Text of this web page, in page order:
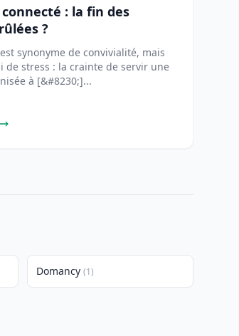
: la fin des
?
synonyme de convivialité, mais
de stress : la crainte de servir une
à [&#8230;]...
Domancy (1)